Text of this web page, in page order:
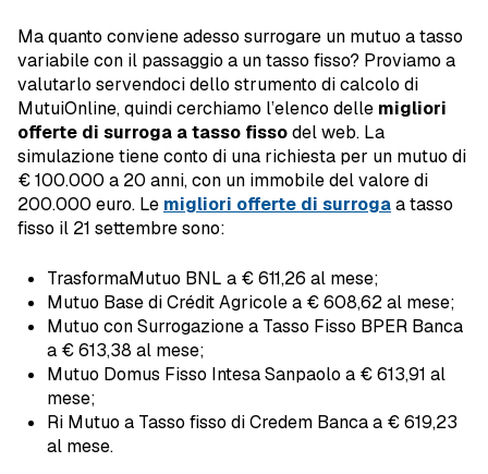
Ma quanto conviene adesso surrogare un mutuo a tasso
variabile con il passaggio a un tasso fisso? Proviamo a
valutarlo servendoci dello strumento di calcolo di
MutuiOnline, quindi cerchiamo l’elenco delle migliori
offerte di surroga a tasso fissodel web. La
simulazione tiene conto di una richiesta per un mutuo di
€ 100.000 a 20 anni, con un immobile del valore di
200.000 euro. Le migliori offerte di surrogaa tasso
fisso il 21 settembre sono:
TrasformaMutuo BNL a € 611,26 al mese;
Mutuo Base di Crédit Agricole a € 608,62 al mese;
Mutuo con Surrogazione a Tasso Fisso BPER Banca
a € 613,38 al mese;
Mutuo Domus Fisso Intesa Sanpaolo a € 613,91 al
mese;
Ri Mutuo a Tasso fisso di Credem Banca a € 619,23
al mese.